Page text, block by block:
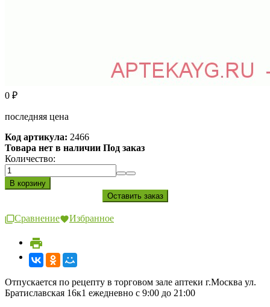
0 ₽
последняя цена
Код артикула: 2466
Товара нет в наличии Под заказ
Количество:
Сравнение Избранное
Отпускается по рецепту в торговом зале аптеки г.Москва ул.
Братиславская 16к1 ежедневно с 9:00 до 21:00